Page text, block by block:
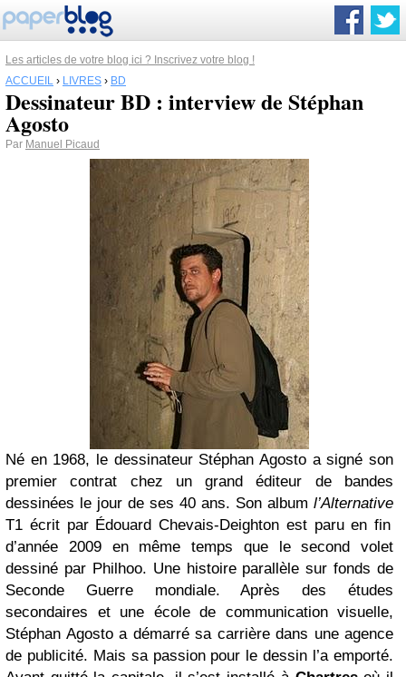
Les articles de votre blog ici ? Inscrivez votre blog !
ACCUEIL › LIVRES › BD
Dessinateur BD : interview de Stéphan
Agosto
Par Manuel Picaud
Né en 1968, le dessinateur Stéphan Agosto a signé son
premier contrat chez un grand éditeur de bandes
dessinées le jour de ses 40 ans. Son album l’Alternative
T1 écrit par Édouard Chevais-Deighton est paru en fin
d’année 2009 en même temps que le second volet
dessiné par Philhoo. Une histoire parallèle sur fonds de
Seconde Guerre mondiale. Après des études
secondaires et une école de communication visuelle,
Stéphan Agosto a démarré sa carrière dans une agence
de publicité. Mais sa passion pour le dessin l’a emporté.